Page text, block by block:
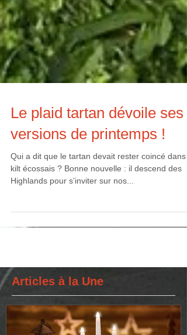
Le plaid tartan dévoile ses
versions de printemps !
kilt écossais ? Bonne nouvelle : il descend des
Articles à la Une